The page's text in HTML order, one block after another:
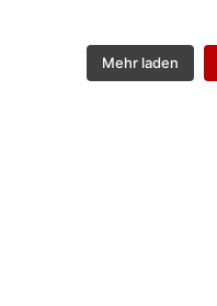
Mehr laden